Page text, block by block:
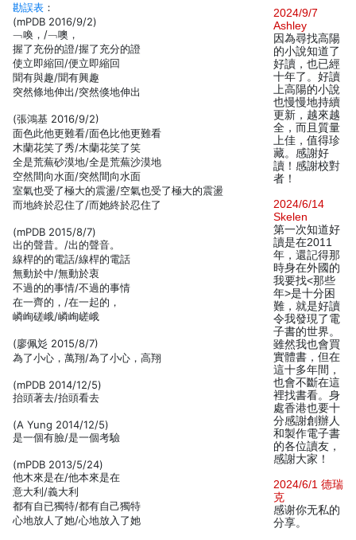
勘誤表 ：
(mPDB 2016/9/2)
﹁喚，/﹁噢，
握了充份的證/握了充分的證
使立即縮回/便立即縮回
聞有與趣/聞有興趣
突然條地伸出/突然倏地伸出
(張鴻基 2016/9/2)
面色此他更難看/面色比他更難看
木蘭花笑了秀/木蘭花笑了笑
全是荒蕪砂漠地/全是荒蕪沙漠地
空然間向水面/突然間向水面
室氣也受了極大的震盪/空氣也受了極大的震盪
而地終於忍住了/而她終於忍住了
(mPDB 2015/8/7)
出的聲昔。/出的聲音。
線桿的的電話/線桿的電話
無動於中/無動於衷
不過的的事情/不過的事情
在一齊的，/在一起的，
嶙峋磋峨/嶙峋嵯峨
(廖佩彣 2015/8/7)
為了小心，萬翔/為了小心，高翔
(mPDB 2014/12/5)
抬頭著去/抬頭看去
(A Yung 2014/12/5)
是一個有臉/是一個考驗
(mPDB 2013/5/24)
他木來是在/他本來是在
意大利/義大利
都有自已獨特/都有自己獨特
心地放人了她/心地放入了她
2024/9/7
Ashley
因為尋找高陽
的小說知道了
好讀，也已經
十年了。好讀
上高陽的小說
也慢慢地持續
更新，越來越
全，而且質量
上佳，值得珍
藏。感謝好
讀！感謝校對
者！
2024/6/14
Skelen
第一次知道好
讀是在2011
年，還記得那
時身在外國的
我要找<那些
年>是十分困
難，就是好讀
令我發現了電
子書的世界。
雖然我也會買
實體書，但在
這十多年間，
也會不斷在這
裡找書看。身
處香港也要十
分感謝創辦人
和製作電子書
的各位讀友，
感謝大家！
2024/6/1 德瑞
克
感谢你无私的
分享。